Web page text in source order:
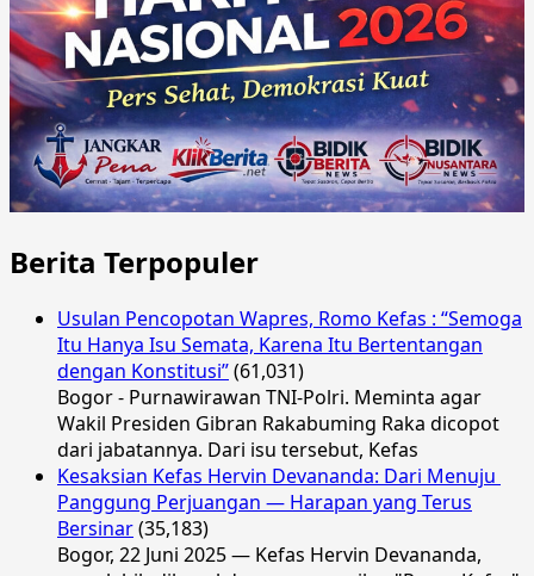
Berita Terpopuler
Usulan Pencopotan Wapres, Romo Kefas : “Semoga
Itu Hanya Isu Semata, Karena Itu Bertentangan
dengan Konstitusi”(61,031)
Bogor - Purnawirawan TNI-Polri. Meminta agar
Wakil Presiden Gibran Rakabuming Raka dicopot
dari jabatannya. Dari isu tersebut, Kefas
Kesaksian Kefas Hervin Devananda: Dari Menuju
Panggung Perjuangan — Harapan yang Terus
Bersinar(35,183)
Bogor, 22 Juni 2025 — Kefas Hervin Devananda,